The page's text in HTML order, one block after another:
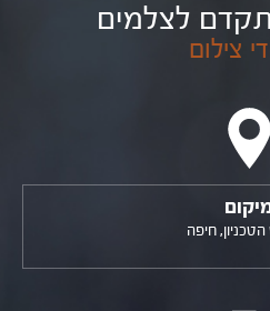
לצלמים
צילום
חיפה